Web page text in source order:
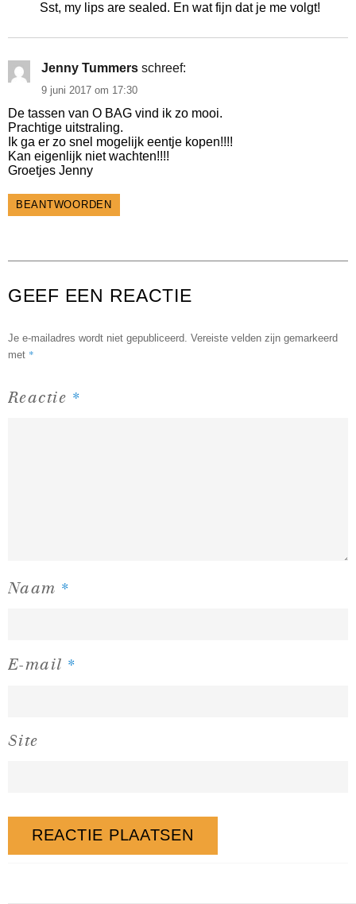
Sst, my lips are sealed. En wat fijn dat je me volgt!
Jenny Tummers schreef:
9 juni 2017 om 17:30
De tassen van O BAG vind ik zo mooi.
Prachtige uitstraling.
Ik ga er zo snel mogelijk eentje kopen!!!!
Kan eigenlijk niet wachten!!!!
Groetjes Jenny
BEANTWOORDEN
GEEF EEN REACTIE
Je e-mailadres wordt niet gepubliceerd. Vereiste velden zijn gemarkeerd
met *
Reactie *
Naam *
E-mail *
Site